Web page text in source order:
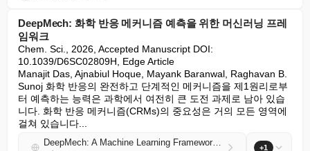
DeepMech: 화학 반응 메커니즘 예측을 위한 머신러닝 프레
임워크
Chem. Sci., 2026, Accepted Manuscript DOI:
10.1039/D6SC02809H, Edge Article
Manajit Das, Ajnabiul Hoque, Mayank Baranwal, Raghavan B.
Sunoj 화학 반응의 완전하고 단계적인 메커니즘을 제1원리로부
터 예측하는 능력은 과학에서 여전히 큰 도전 과제로 남아 있습
니다. 화학 반응 메커니즘(CRMs)의 중요성은 거의 모든 영역에
걸쳐 있습니다...
DeepMech: A Machine Learning Framework for Chemical Reaction Mechanism Prediction +1